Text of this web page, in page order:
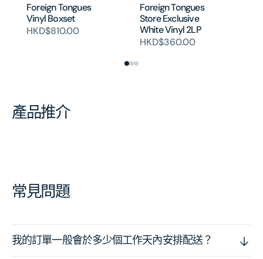
Foreign Tongues
Vinyl Boxset
HKD$810.00
Foreign Tongues
Store Exclusive
White Vinyl 2LP
HKD$360.00
產品推介
常見問題
我的訂單一般會於多少個工作天內安排配送？